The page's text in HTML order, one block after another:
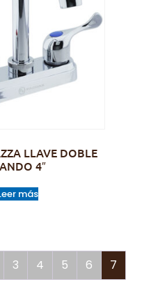
LLAVE DOBLE
4″
más
3 4 5 6 7